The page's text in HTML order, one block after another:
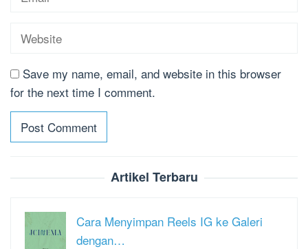
Save my name, email, and website in this browser
for the next time I comment.
Artikel Terbaru
Cara Menyimpan Reels IG ke Galeri
dengan…